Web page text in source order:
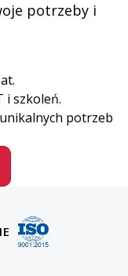
potrzeby i
i szkoleń.
potrzeb